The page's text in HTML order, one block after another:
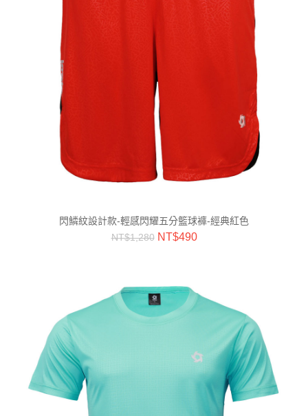
閃鱗紋設計款-輕感閃耀五分籃球褲-經典紅色
NT$1,280 NT$490